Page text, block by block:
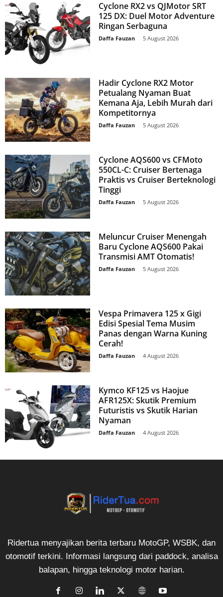
Cyclone RX2 vs QJMotor SRT
125 DX: Duel Motor Adventure
Ringan Serbaguna
Daffa Fauzan 5 August 2026
Hadir Cyclone RX2 Motor
Petualang Nyaman Buat
Kemana Aja, Lebih Murah dari
Kompetitornya
Daffa Fauzan 5 August 2026
Cyclone AQS600 vs CFMoto
550CL-C: Cruiser Bertenaga
Praktis vs Cruiser Berteknologi
Tinggi
Daffa Fauzan 5 August 2026
Meluncur Cruiser Menengah
Baru Cyclone AQS600 Pakai
Transmisi AMT Otomatis!
Daffa Fauzan 5 August 2026
Vespa Primavera 125 x Gigi
Edisi Spesial Tema Musim
Panas dengan Warna Kuning
Cerah!
Daffa Fauzan 4 August 2026
Kymco KF125 vs Haojue
AFR125X: Skutik Premium
Futuristis vs Skutik Harian
Nyaman
Daffa Fauzan 4 August 2026
Ridertua menyajikan berita terbaru MotoGP, WSBK, dan
otomotif terkini. Informasi langsung dari paddock, analisa
balapan, hingga teknologi motor harian.